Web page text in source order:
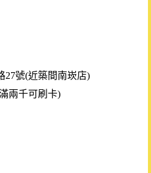
27號(近築間南崁店)
兩千可刷卡)